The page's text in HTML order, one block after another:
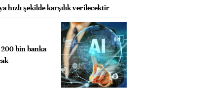
hızlı şekilde karşılık verilecektir
200 bin banka